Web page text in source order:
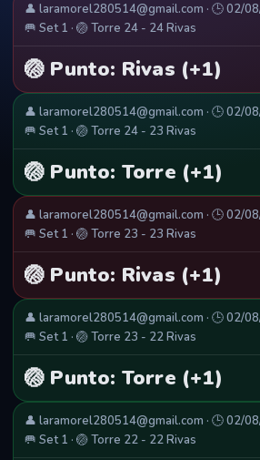
👤 laramorel280514@gmail.com · 🕒 02/
🥅 Set 1 · 🏐 Torre 24 - 24 Rivas
🏐 Punto: Rivas (+1)
👤 laramorel280514@gmail.com · 🕒 02/
🥅 Set 1 · 🏐 Torre 24 - 23 Rivas
🏐 Punto: Torre (+1)
👤 laramorel280514@gmail.com · 🕒 02/
🥅 Set 1 · 🏐 Torre 23 - 23 Rivas
🏐 Punto: Rivas (+1)
👤 laramorel280514@gmail.com · 🕒 02/
🥅 Set 1 · 🏐 Torre 23 - 22 Rivas
🏐 Punto: Torre (+1)
👤 laramorel280514@gmail.com · 🕒 02/
🥅 Set 1 · 🏐 Torre 22 - 22 Rivas